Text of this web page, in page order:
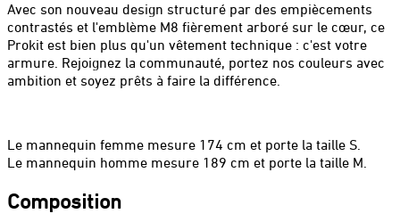
Avec son nouveau design structuré par des empiècements
contrastés et l'emblème M8 fièrement arboré sur le cœur, ce
Prokit est bien plus qu'un vêtement technique : c'est votre
armure. Rejoignez la communauté, portez nos couleurs avec
ambition et soyez prêts à faire la différence.
Le mannequin femme mesure 174 cm et porte la taille S.
Le mannequin homme mesure 189 cm et porte la taille M.
Composition